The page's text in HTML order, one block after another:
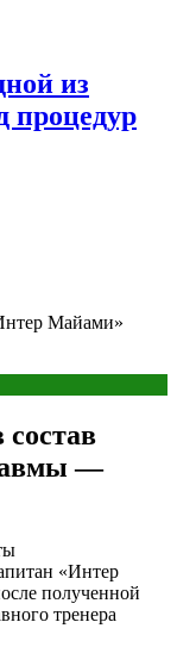
из
процедур
Майами»
—
«Интер
полученной
тренера